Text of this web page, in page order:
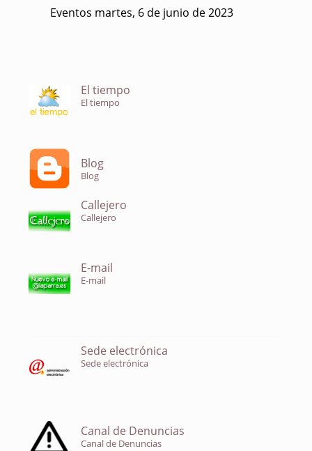
Eventos martes, 6 de junio de 2023
El tiempo
El tiempo
Blog
Blog
Callejero
Callejero
E-mail
E-mail
Sede electrónica
Sede electrónica
Canal de Denuncias
Canal de Denuncias